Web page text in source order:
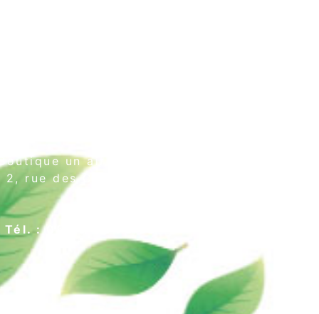
un air de thé
2, rue des Cordeliers
Tél. : 05 59 02 75 55